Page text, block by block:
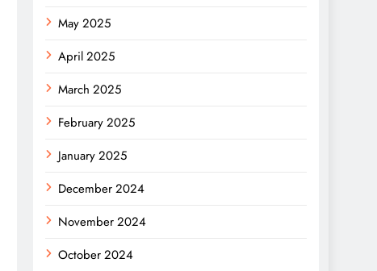
May 2025
April 2025
March 2025
February 2025
January 2025
December 2024
November 2024
October 2024